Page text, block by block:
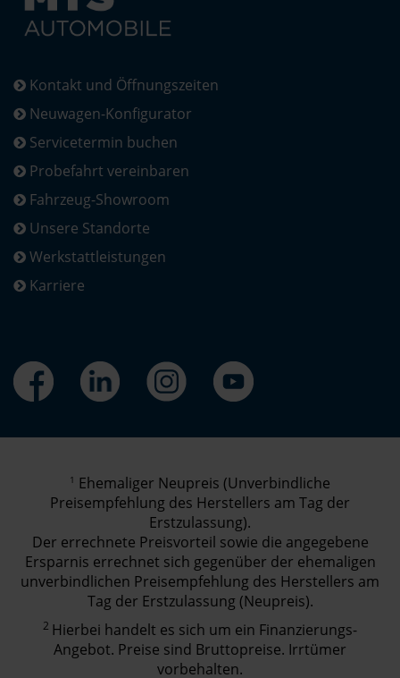
Kontakt und Öffnungszeiten
Neuwagen-Konfigurator
Servicetermin buchen
Probefahrt vereinbaren
Fahrzeug-Showroom
Unsere Standorte
Werkstattleistungen
Karriere
1 Ehemaliger Neupreis (Unverbindliche
Preisempfehlung des Herstellers am Tag der
Erstzulassung).
Der errechnete Preisvorteil sowie die angegebene
Ersparnis errechnet sich gegenüber der ehemaligen
unverbindlichen Preisempfehlung des Herstellers am
Tag der Erstzulassung (Neupreis).
2 Hierbei handelt es sich um ein Finanzierungs-
Angebot. Preise sind Bruttopreise. Irrtümer
vorbehalten.